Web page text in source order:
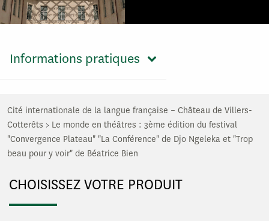
Informations pratiques
Cité internationale de la langue française – Château de Villers-
Cotterêts > Le monde en théâtres : 3ème édition du festival
"Convergence Plateau" "La Conférence" de Djo Ngeleka et "Trop
beau pour y voir" de Béatrice Bien
CHOISISSEZ VOTRE PRODUIT